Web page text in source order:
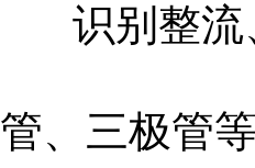
识别整流
管、三极管